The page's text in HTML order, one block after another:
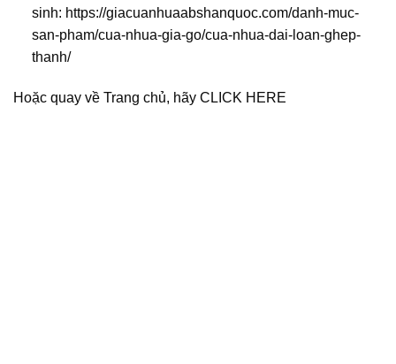
sinh: https://giacuanhuaabshanquoc.com/danh-muc-
san-pham/cua-nhua-gia-go/cua-nhua-dai-loan-ghep-
thanh/
Hoặc quay về Trang chủ, hãy CLICK HERE